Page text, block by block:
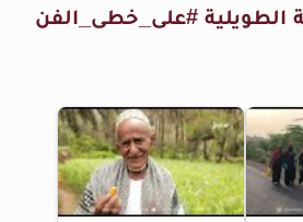
الطويلية #على_خطى_الفن